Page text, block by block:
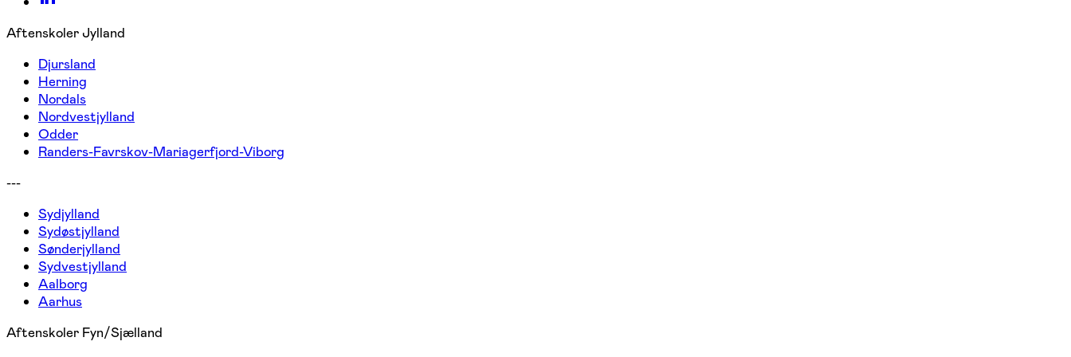
Aftenskoler Jylland
Djursland
Herning
Nordals
Nordvestjylland
Odder
Randers-Favrskov-Mariagerfjord-Viborg
---
Sydjylland
Sydøstjylland
Sønderjylland
Sydvestjylland
Aalborg
Aarhus
Aftenskoler Fyn/Sjælland